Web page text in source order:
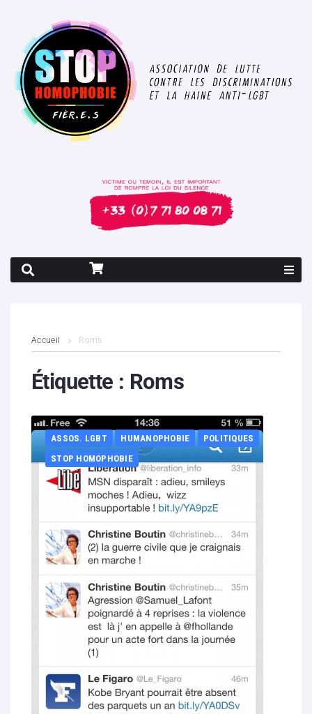
Contenus litigieux
Boutique
Partenaires
Hébergement solidaire
Accueil Roms
Étiquette : Roms
ASSOS. LGBT HUMANOPHOBIE
POLITIQUES
STOP HOMOPHOBIE